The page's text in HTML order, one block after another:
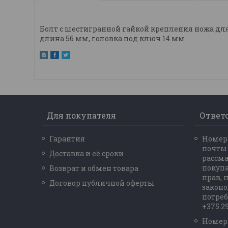
Болт с шестигранной гайкой крепления ножа
длина 56 мм, головка под ключ 14 мм
Для покупателя
Гарантия
Доставка и её сроки
Возврат и обмен товара
Договор публичной оферты
Номер
почты
прав,
+375